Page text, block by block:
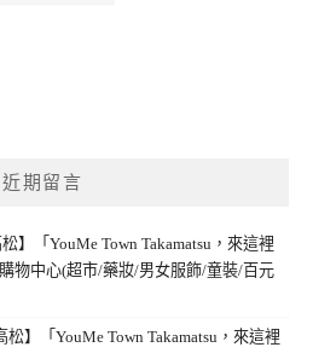
近期留言
松】「YouMe Town Takamatsu，來這裡
物中心(超市/藥妝/男女服飾/童裝/百元
松】「YouMe Town Takamatsu，來這裡